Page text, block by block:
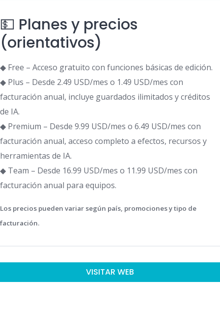
💵 Planes y precios
(orientativos)
◆ Free – Acceso gratuito con funciones básicas de edición.
◆ Plus – Desde 2.49 USD/mes o 1.49 USD/mes con
facturación anual, incluye guardados ilimitados y créditos
de IA.
◆ Premium – Desde 9.99 USD/mes o 6.49 USD/mes con
facturación anual, acceso completo a efectos, recursos y
herramientas de IA.
◆ Team – Desde 16.99 USD/mes o 11.99 USD/mes con
facturación anual para equipos.
Los precios pueden variar según país, promociones y tipo de
facturación.
VISITAR WEB